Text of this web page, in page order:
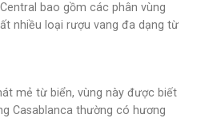
bao gồm các phân vùng
nhiều loại rượu vang đa dạng từ
mẻ từ biển, vùng này được biết
Casablanca thường có hương